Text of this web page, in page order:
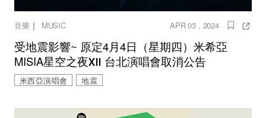
音樂 ｜ MUSIC APR 03 , 2024
受地震影響~ 原定4月4日（星期四）米希亞
MISIA星空之夜Ⅻ 台北演唱會取消公告
米西亞演唱會 地震